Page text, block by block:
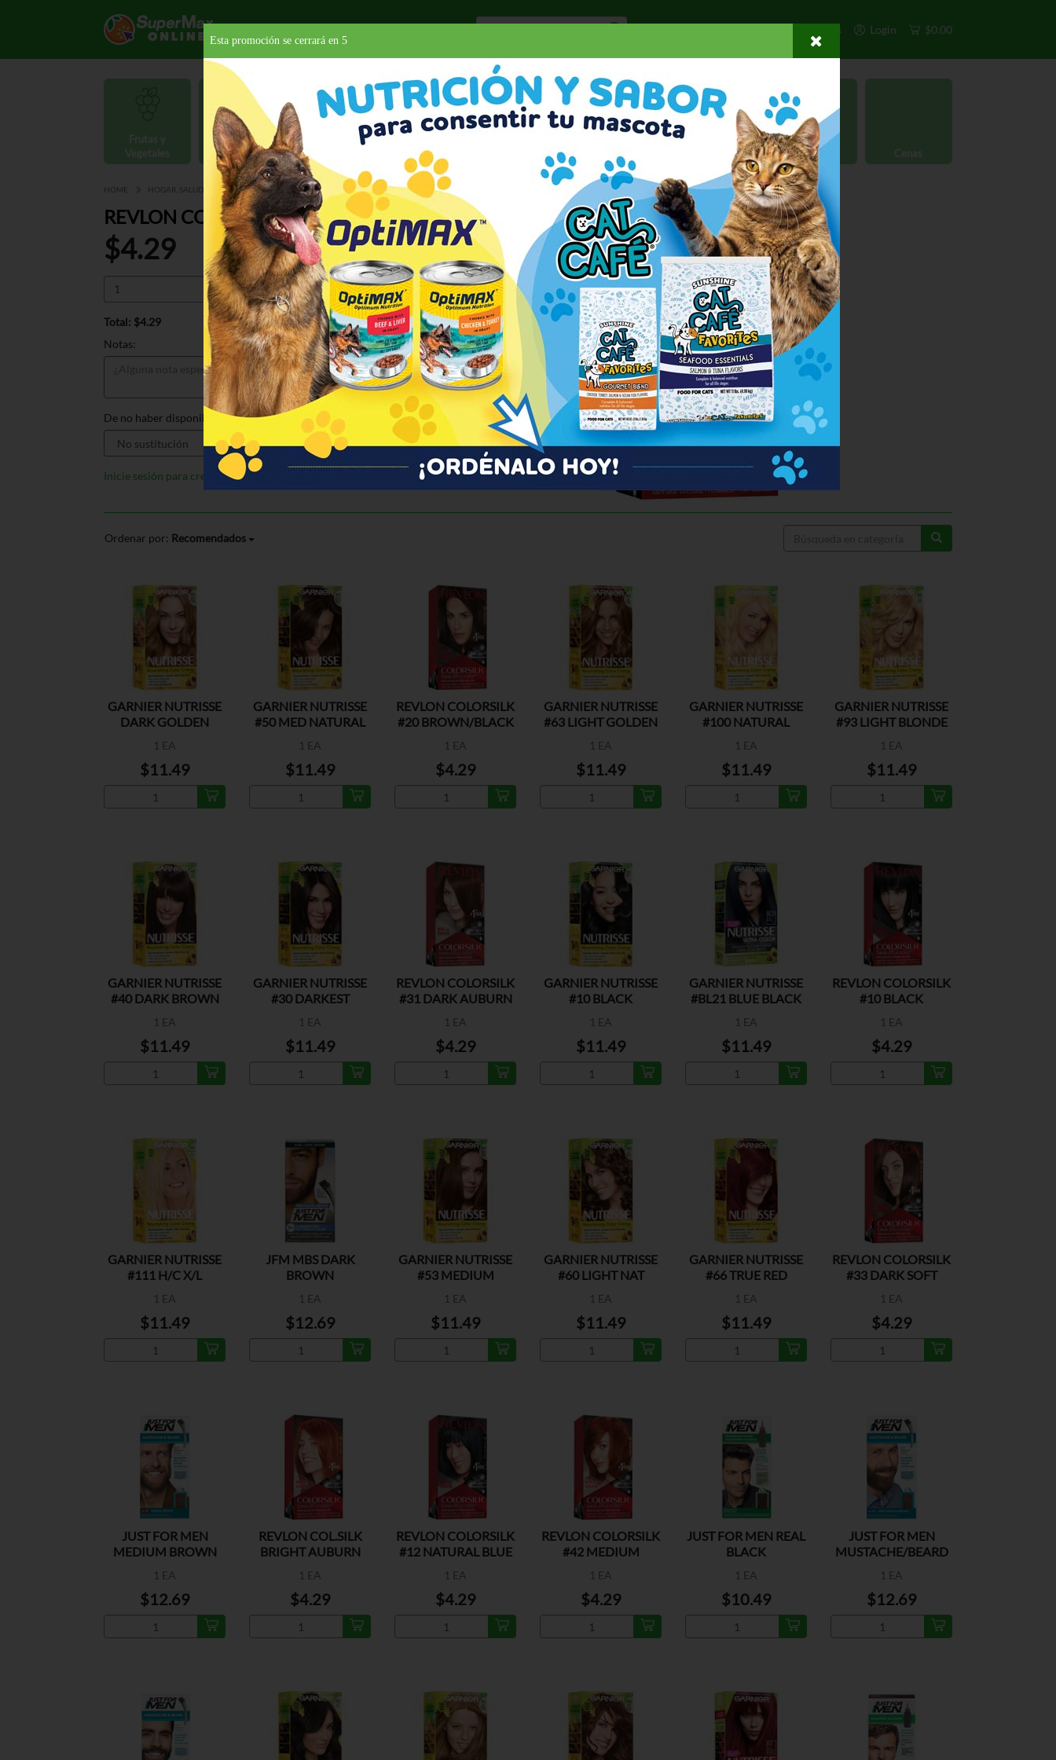
Otros Login $0.00
Carnes y
Mariscos
Lácteos Deli y Bakery Orgánico Licores
HOME HOGAR, SALUD Y BELLEZA CUIDADO PARA EL CABELLO TINTES REVLON COL.SILK BRIGHT AUBURN
REVLON COL.SILK BRIGHT AUBURN 1 EA
$4.29
Total: $4.29
Notas:
De no haber disponible, sustituir por:
Inicie sesión para crear listas
Ordenar por: Recomendados
GARNIER NUTRISSE
DARK GOLDEN
1 EA
$11.49
GARNIER NUTRISSE
#50 MED NATURAL
1 EA
$11.49
REVLON COLORSILK
#20 BROWN/BLACK
1 EA
$4.29
GARNIER NUTRISSE
#63 LIGHT GOLDEN
1 EA
$11.49
GARNIER NUTRISSE
#100 NATURAL
1 EA
$11.49
GARNIER NUTRISSE
#93 LIGHT BLONDE
1 EA
$11.49
GARNIER NUTRISSE
#40 DARK BROWN
1 EA
$11.49
GARNIER NUTRISSE
#30 DARKEST
1 EA
$11.49
REVLON COLORSILK
#31 DARK AUBURN
1 EA
$4.29
GARNIER NUTRISSE
#10 BLACK
1 EA
$11.49
GARNIER NUTRISSE
#BL21 BLUE BLACK
1 EA
$11.49
REVLON COLORSILK
#10 BLACK
1 EA
$4.29
GARNIER NUTRISSE
#111 H/C X/L
1 EA
$11.49
JFM MBS DARK
BROWN
1 EA
$12.69
GARNIER NUTRISSE
#53 MEDIUM
1 EA
$11.49
GARNIER NUTRISSE
#60 LIGHT NAT
1 EA
$11.49
GARNIER NUTRISSE
#66 TRUE RED
1 EA
$11.49
REVLON COLORSILK
#33 DARK SOFT
1 EA
$4.29
JUST FOR MEN
MEDIUM BROWN
1 EA
$12.69
REVLON COL.SILK
BRIGHT AUBURN
1 EA
$4.29
REVLON COLORSILK
#12 NATURAL BLUE
1 EA
$4.29
REVLON COLORSILK
#42 MEDIUM
1 EA
$4.29
JUST FOR MEN REAL
BLACK
1 EA
$10.49
JUST FOR MEN
MUSTACHE/BEARD
1 EA
$12.69
Esta promoción se cerrará en 4